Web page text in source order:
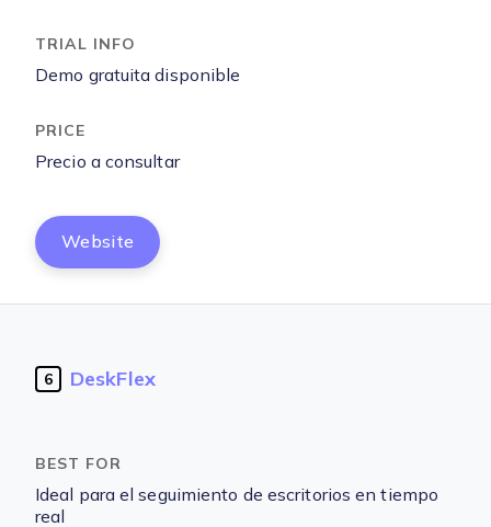
Demo gratuita disponible
Precio a consultar
Website
6 DeskFlex
Ideal para el seguimiento de escritorios en tiempo
real